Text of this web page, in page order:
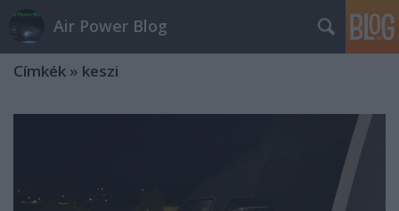
Air Power Blog
Címkék » keszi